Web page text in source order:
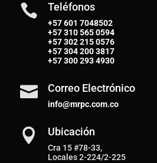
 Teléfonos
+57 601 7048502
+57310 565 0594
+57302 215 0576
+57304 200 3817
+57300 293 4930
 Correo Electrónico
info@mrpc.com.co
 Ubicación
Cra 15 #78-33,
Locales 2-224/2-225